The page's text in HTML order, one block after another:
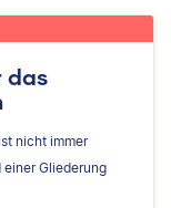
das
nicht immer
Gliederung